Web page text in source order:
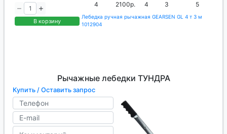
В корзину
4 2100р. 4 3 5
Лебедка ручная рычажная GEARSEN GL 4 т 3 м
1012904
Рычажные лебедки ТУНДРА
Купить / Оставить запрос